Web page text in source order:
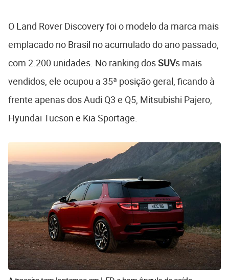
O Land Rover Discovery foi o modelo da marca mais
emplacado no Brasil no acumulado do ano passado,
com 2.200 unidades. No ranking dosSUVs mais
vendidos, ele ocupou a 35ª posição geral, ficando à
frente apenas dos Audi Q3 e Q5, Mitsubishi Pajero,
Hyundai Tucson e Kia Sportage.